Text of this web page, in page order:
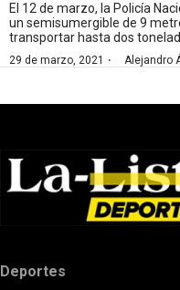
El 12 de marzo, la Policía
un semisumergible de 9
transportar hasta dos
29 de marzo, 2021 · Alejandro
Deportes